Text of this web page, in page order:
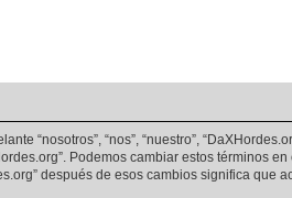
“nosotros”, “nos”, “nuestro”,
Podemos cambiar estos términos
después de esos cambios significa